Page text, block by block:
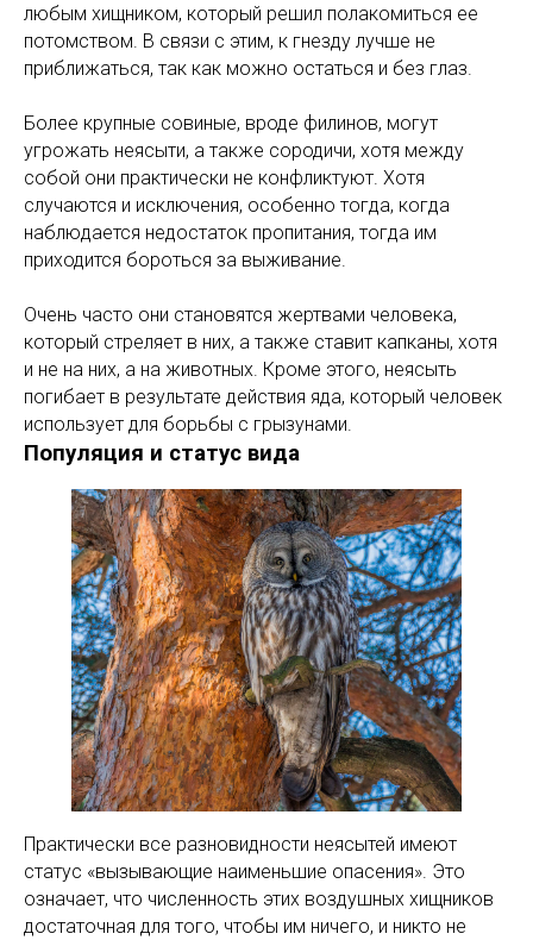
любым хищником, который решил полакомиться ее
потомством. В связи с этим, к гнезду лучше не
приближаться, так как можно остаться и без глаз.
Более крупные совиные, вроде филинов, могут
угрожать неясыти, а также сородичи, хотя между
собой они практически не конфликтуют. Хотя
случаются и исключения, особенно тогда, когда
наблюдается недостаток пропитания, тогда им
приходится бороться за выживание.
Очень часто они становятся жертвами человека,
который стреляет в них, а также ставит капканы, хотя
и не на них, а на животных. Кроме этого, неясыть
погибает в результате действия яда, который человек
использует для борьбы с грызунами.
Популяция и статус вида
Практически все разновидности неясытей имеют
статус «вызывающие наименьшие опасения». Это
означает, что численность этих воздушных хищников
достаточная для того, чтобы им ничего, и никто не